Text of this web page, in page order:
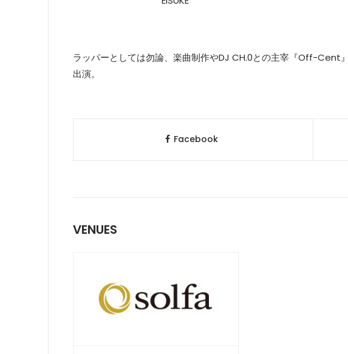
ラッパーとしては勿論、楽曲制作やDJ CH.0との主宰『Off-Cent
出演。
Facebook
VENUES